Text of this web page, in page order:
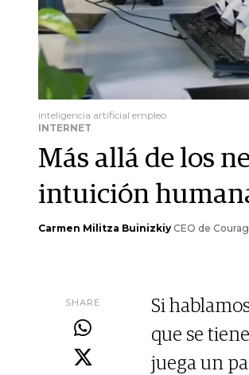
inteligencia artificial empleo
INTERNET
Más allá de los
intuición
Carmen Militza Buinizkiy CEO de
SHARE
Si
que se
juega un